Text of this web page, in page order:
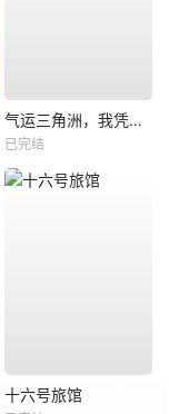
气运三角洲，我凭操作吊打全球
已完结
十六号旅馆